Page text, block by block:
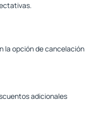
la opción de cancelación
adicionales